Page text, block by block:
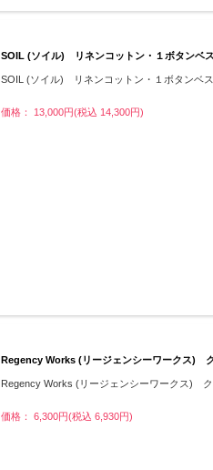
SOIL (ソイル) リネンコットン・１ボタンベ
SOIL (ソイル) リネンコットン・１ボタンベ
価格： 13,000円(税込 14,300円)
Regency Works (リージェンシーワークス)
Regency Works (リージェンシーワークス)
価格： 6,300円(税込 6,930円)